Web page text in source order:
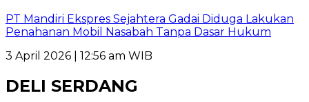
PT Mandiri Ekspres Sejahtera Gadai Diduga Lakukan
Penahanan Mobil Nasabah Tanpa Dasar Hukum
3 April 2026 | 12:56 am WIB
DELI SERDANG